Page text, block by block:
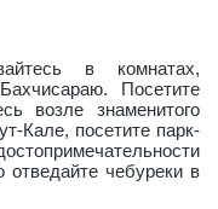
в комнатах,
Посетите
возле знаменитого
Кале, посетите парк-
чебуреки в